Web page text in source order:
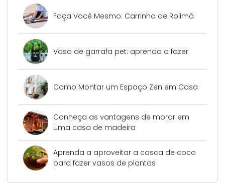
Faça Você Mesmo: Carrinho de Rolimã
Vaso de garrafa pet: aprenda a fazer
Como Montar um Espaço Zen em Casa
Conheça as vantagens de morar em
uma casa de madeira
Aprenda a aproveitar a casca de coco
para fazer vasos de plantas